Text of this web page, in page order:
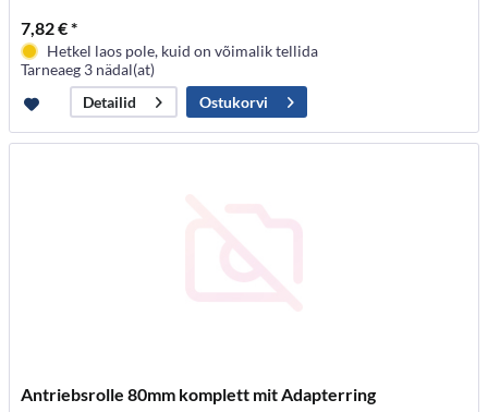
7,82 € *
Hetkel laos pole, kuid on võimalik tellida
Tarneaeg 3 nädal(at)
Detailid
Ostukorvi
Antriebsrolle 80mm komplett mit Adapterring